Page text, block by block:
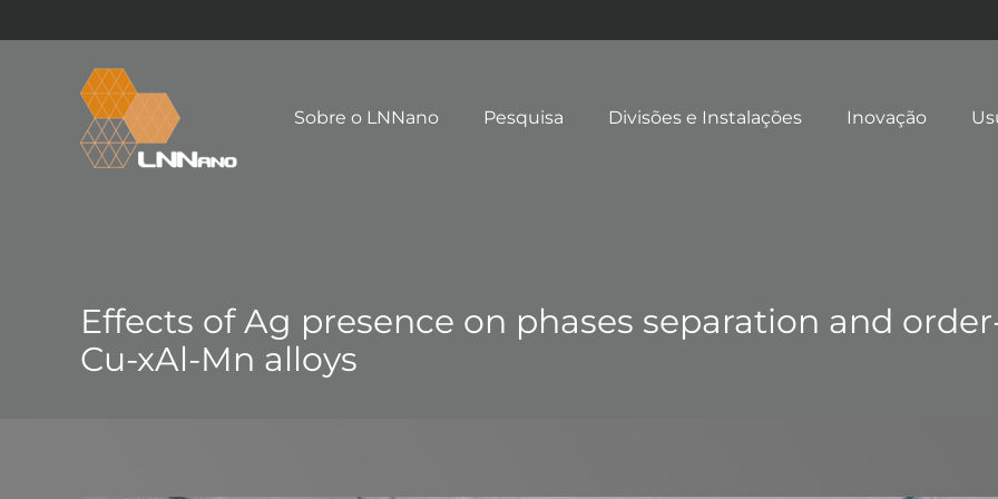
Sobre o LNNano Pesquisa Divisões e Instalações Inovação
Effects of Ag presence on phases separation and
Cu-xAl-Mn alloys